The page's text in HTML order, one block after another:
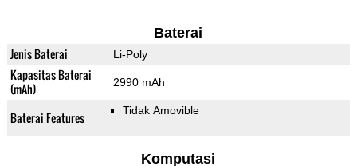
Baterai
Jenis Baterai Li-Poly
Kapasitas Baterai
(mAh)
2990 mAh
Baterai Features Tidak Amovible
Komputasi